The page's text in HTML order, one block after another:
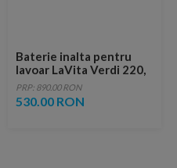
Baterie inalta pentru
lavoar LaVita Verdi 220,
fara ventil, brushed
copper
PRP: 890.00 RON
530.00 RON